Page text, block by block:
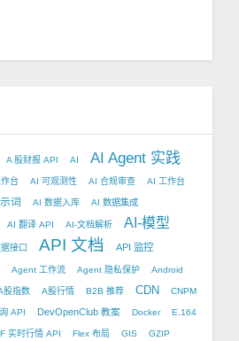
A 股财报 API AI AI Agent 实践
台 AI 可观测性 AI 合规审查 AI 工作台
词 AI 数据入库 AI 数据集成
AI 翻译 API AI-文档解析 AI-模型
接口 API 文档 API 监控
Agent 工作流 Agent 隐私保护 Android
股指数 A股行情 B2B 推荐 CDN CNPM
API DevOpenClub 教案 Docker E.164
实时行情 API Flex 布局 GIS GZIP